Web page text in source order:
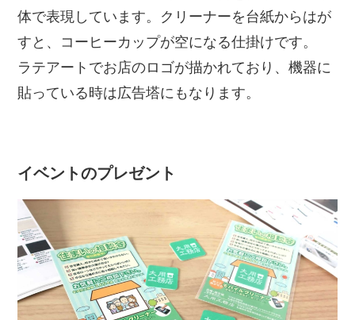
体で表現しています。クリーナーを台紙からはが
すと、コーヒーカップが空になる仕掛けです。
ラテアートでお店のロゴが描かれており、機器に
貼っている時は広告塔にもなります。
イベントのプレゼント